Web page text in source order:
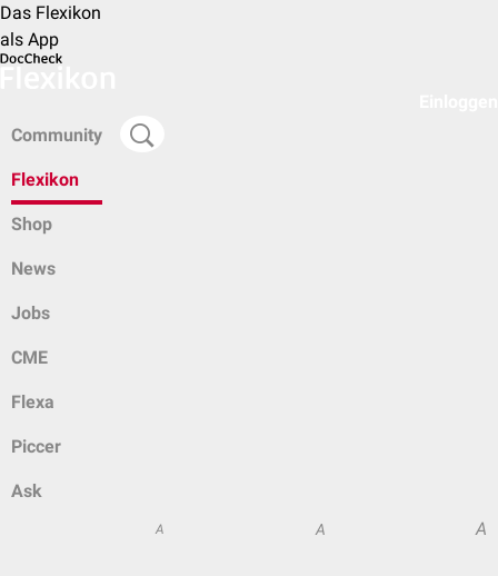
Das Flexikon
als App
Community
Flexikon
Shop
News
Jobs
CME
Flexa
Piccer
Ask
A A A